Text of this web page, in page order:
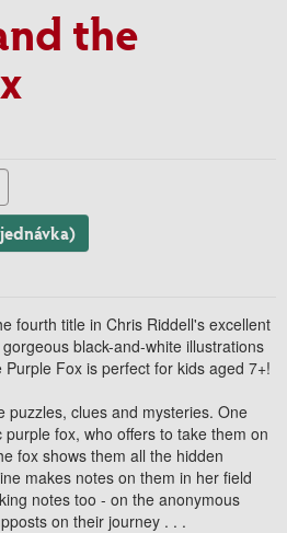
the
fourth title in Chris Riddell's excellent
black-and-white illustrations
Purple Fox is perfect for kids aged 7+!
puzzles, clues and mysteries. One
fox, who offers to take them on
fox shows them all the hidden
makes notes on them in her field
notes too - on the anonymous
on their journey . . .